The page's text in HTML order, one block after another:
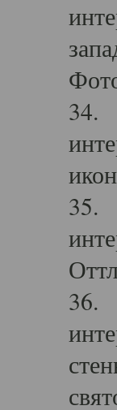
34.
35.
36.